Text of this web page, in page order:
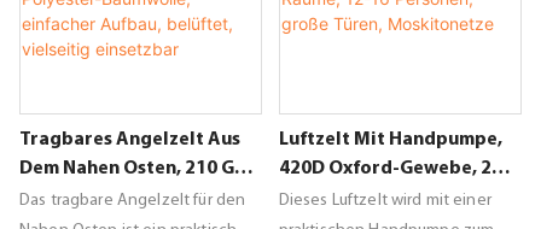
des einfachen Aufbaus und der
kompakten Aufbewahrung ist es
und Reisende, die den Nahen
Osten erkunden.
Seiten bietet es Schutz vor Wind
aufbauen. Dieses Zelt ist perfekt
für abenteuerliche Touren in der
Wüste.
Tragbares Angelzelt Aus
Dem Nahen Osten, 210 G
Polyester-Baumwolle,
Das tragbare Angelzelt für den
Luftzelt Mit Handpumpe,
420D Oxford-Gewebe, 2
Räume, 12-16 Personen,
Dieses Luftzelt wird mit einer